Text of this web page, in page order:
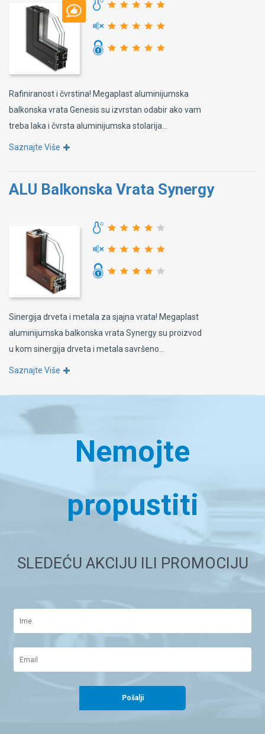
Rafiniranost i čvrstina! Megaplast aluminijumska
balkonska vrata Genesis su izvrstan odabir ako vam
treba laka i čvrsta aluminijumska stolarija...
Saznajte Više
ALU Balkonska Vrata Synergy
Sinergija drveta i metala za sjajna vrata! Megaplast
aluminijumska balkonska vrata Synergy su proizvod
u kom sinergija drveta i metala savršeno...
Saznajte Više
Nemojte
propustiti
SLEDEĆU AKCIJU ILI PROMOCIJU
Pošalji